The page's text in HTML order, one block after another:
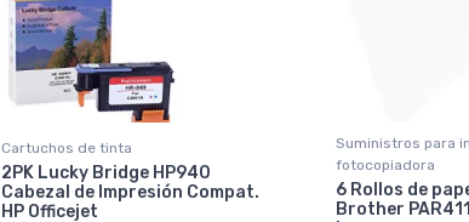
Cartuchos de tinta
2PK Lucky Bridge HP940
Cabezal de Impresión Compat.
HP Officejet
Suministros para
fotocopiadora
6 Rollos de
Brother